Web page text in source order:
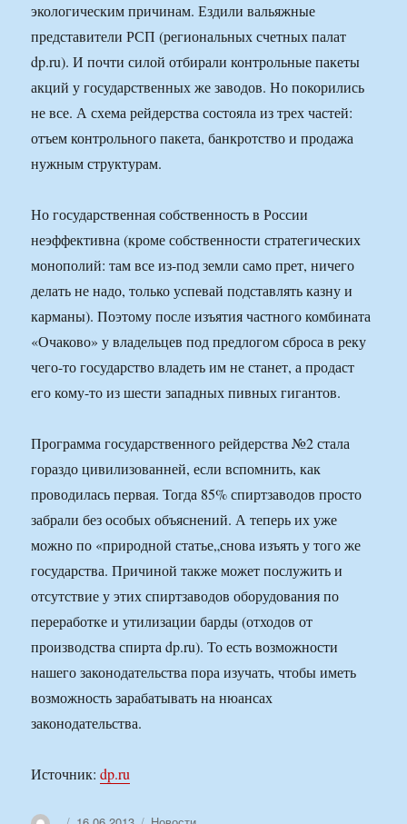
экологическим причинам. Ездили вальяжные
представители РСП (региональных счетных палат
dp.ru). И почти силой отбирали контрольные пакеты
акций у государственных же заводов. Но покорились
не все. А схема рейдерства состояла из трех частей:
отъем контрольного пакета, банкротство и продажа
нужным структурам.
Но государственная собственность в России
неэффективна (кроме собственности стратегических
монополий: там все из-под земли само прет, ничего
делать не надо, только успевай подставлять казну и
карманы). Поэтому после изъятия частного комбината
«Очаково» у владельцев под предлогом сброса в реку
чего-то государство владеть им не станет, а продаст
его кому-то из шести западных пивных гигантов.
Программа государственного рейдерства №2 стала
гораздо цивилизованней, если вспомнить, как
проводилась первая. Тогда 85% спиртзаводов просто
забрали без особых объяснений. А теперь их уже
можно по «природной статье„снова изъять у того же
государства. Причиной также может послужить и
отсутствие у этих спиртзаводов оборудования по
переработке и утилизации барды (отходов от
производства спирта dp.ru). То есть возможности
нашего законодательства пора изучать, чтобы иметь
возможность зарабатывать на нюансах
законодательства.
Источник:dp.ru